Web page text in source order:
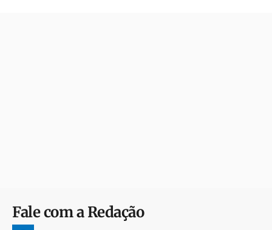
Fale com a Redação